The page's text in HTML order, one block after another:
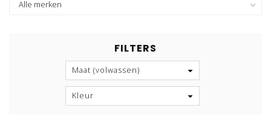
FILTERS
Maat (volwassen)
Kleur